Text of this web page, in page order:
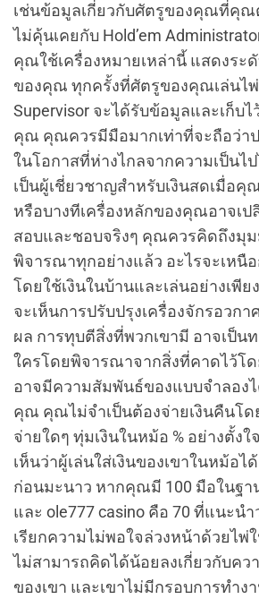
เช่นข้อมูลเกี่ยวกับศัตรูของคุณที่คุ
ไม่คุ้นเคยกับ Hold’em
คุณใช้เครื่องหมายเหล่านี้ แสดงระ
ของคุณ ทุกครั้งที่ศัตรูของคุณเล่นไพ่
Supervisor จะได้รับข้อมูลและเก็บไ
คุณ คุณควรมีมือมากเท่าที่จะถือว่า
ในโอกาสที่ห่างไกลจากความเป็น
เป็นผู้เชี่ยวชาญสำหรับเงินสดเมื่อคุ
หรือบางทีเครื่องหลักของคุณอาจเป
สอบและชอบจริงๆ คุณควรคิดถึงมุม
พิจารณาทุกอย่างแล้ว อะไรจะเหนื
โดยใช้เงินในบ้านและเล่นอย่างเพี
จะเห็นการปรับปรุงเครื่องจักรอวกา
ผล การทุบตีสิ่งที่พวกเขามี อาจเป็น
ใครโดยพิจารณาจากสิ่งที่คาดไว้โ
อาจมีความสัมพันธ์ของแบบจำลอง
คุณ คุณไม่จำเป็นต้องจ่ายเงินคืนโด
จ่ายใดๆ ทุ่มเงินในหม้อ % อย่างตั้งใ
เห็นว่าผู้เล่นใส่เงินของเขาในหม้อไ
ก่อนมะนาว หากคุณมี 100 มือในฐ
และ ole777 casino คือ 70 ที่แนะน
เรียกความไม่พอใจล่วงหน้าด้วยไพ่
ไม่สามารถคิดได้น้อยลงเกี่ยวกับคว
ของเขา และเขาไม่มีกรอบการทำง